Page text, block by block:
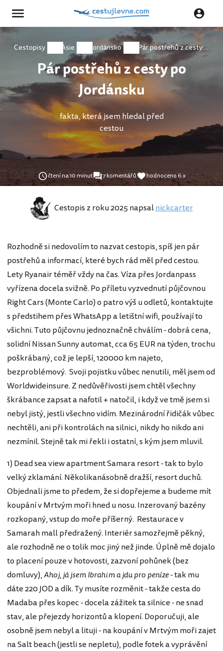
Cestopisy Asie Jordánsko Pár postřehů z cesty po Jordánsku
Pár postřehů z cesty po
Jordánsku
fakta, která jsem hledal před
cestou
čtení na 10 minut 7 komentářů hodnoceno 6 x
Cestopis z roku 2025 napsalnickcarter
Rozhodně si nedovolím to nazvat cestopis, spíš jen pár
postřehů a informací, které bych rád měl před cestou.
Lety Ryanair téměř vždy na čas. Víza přes Jordanpass
vyřízena docela svižně. Po příletu vyzvednutí půjčovnou
Right Cars (Monte Carlo) o patro výš u odletů, kontaktujte
s předstihem přes WhatsApp a letištní wifi, používají to
všichni. Tuto půjčovnu jednoznačně chválím - dobrá cena,
solidní Nissan Sunny automat, cca 65 EUR na týden, trochu
poškrábaný, což je lepší, 120000 km najeto,
bezproblémový. Svoji pojistku vůbec nenutili, měl jsem od
Worldwideinsure. Z nedůvěřivosti jsem chtěl všechny
škrábance zapsat a nafotil + natočil, i když ve tmě jsem si
nebyl jistý, jestli všechno vidím. Mezinárodní řidičák vůbec
nechtěli, ani při kontrolách na silnici, nikdy ho nikdo ani
nezmínil. Stejně tak mi řekli i ostatní, s kým jsem mluvil.
1) Dead sea view apartment Samara resort - tak to bylo
velký zklamání. Několikanásobně dražší, resort duchů.
Objednali jsme to předem, že si dopřejeme a budeme mít
koupání v Mrtvým moři hned u nosu. Inzerovaný bazény
rozkopaný, vstup do moře příšerný. Restaurace v
Samarah mall předražený. Interiér samozřejmě pěkný,
ale rozhodně ne o tolik moc jiný než jinde. Úplně mě dojalo
to placení pouze v hotovosti, zazvoní pohůnek (bez
domluvy),Ahoj, já jsem Ibrahim a jdu pro peníze- tak mu
dáte 220 JOD a dík. Ty musíte rozměnit - takže cesta do
Madaba přes kopec - docela zážitek ta silnice - ne snad
stav, ale přejezdy horizontů a klopení. Doporučuji, ale
osobně jsem nebyl a lituji - na koupání v Mrtvým moři zajet
na Salt beach (jestli se nepletu), podle fotek a vyprávění